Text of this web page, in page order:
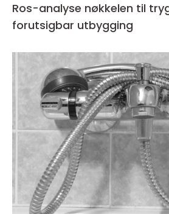
Ros-analyse nøkkelen til trygg og
forutsigbar utbygging